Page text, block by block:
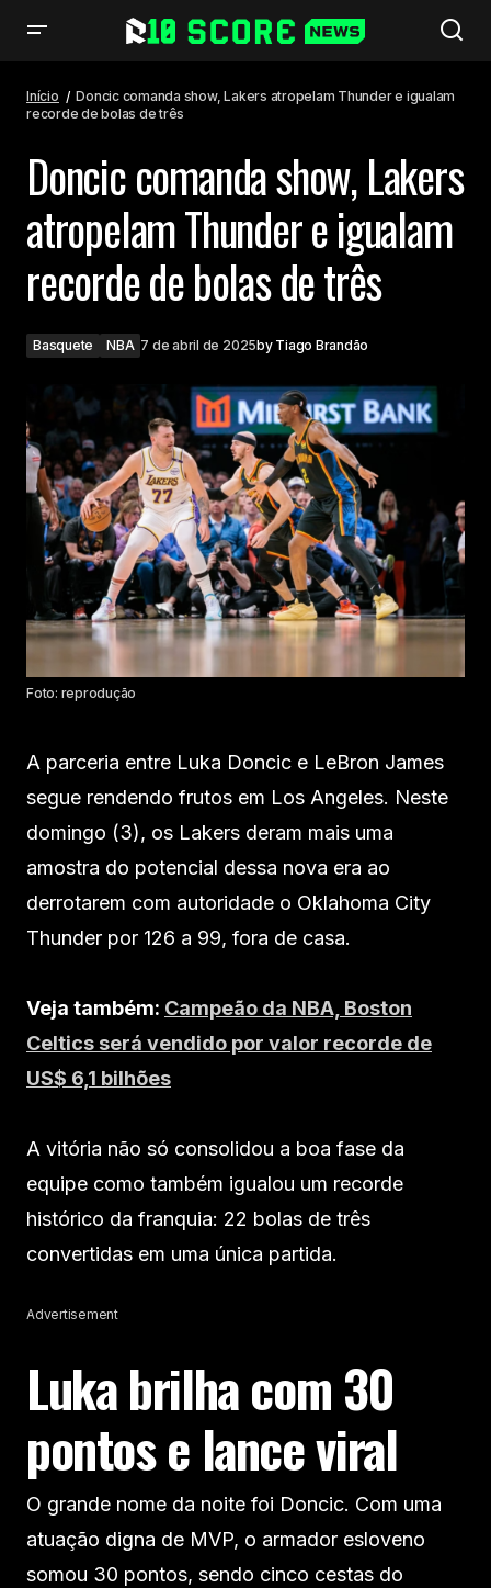
bolas de três
Início
Doncic comanda show, Lakers atropelam Thunder e igualam
recorde de bolas de três
Doncic comanda show, Lakers
atropelam Thunder e igualam
recorde de bolas de três
Basquete NBA 7 de abril de 2025by Tiago Brandão
Foto: reprodução
A parceria entre Luka Doncic e LeBron James
segue rendendo frutos em Los Angeles. Neste
domingo (3), os Lakers deram mais uma
amostra do potencial dessa nova era ao
derrotarem com autoridade o Oklahoma City
Thunder por 126 a 99, fora de casa.
Veja também: Campeão da NBA, Boston
Celtics será vendido por valor recorde de
US$ 6,1 bilhões
A vitória não só consolidou a boa fase da
equipe como também igualou um recorde
histórico da franquia: 22 bolas de três
convertidas em uma única partida.
Advertisement
Luka brilha com 30
pontos e lance viral
O grande nome da noite foi Doncic. Com uma
atuação digna de MVP, o armador esloveno
somou 30 pontos, sendo cinco cestas do